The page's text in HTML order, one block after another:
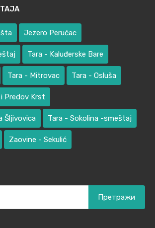
Jezero Perućac
Tara - Kaluđerske Bare
Tara - Mitrovac Tara - Osluša
Predov Krst
Šljivovica Tara - Sokolina -smeštaj
Zaovine - Sekulić